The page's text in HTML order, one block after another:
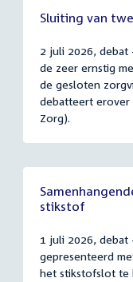
Sluiting van
2 juli 2026,
de zeer ernstig
de gesloten
debatteert erover
Zorg).
stikstof
1 juli 2026, debat
gepresenteerd
het stikstofslot te